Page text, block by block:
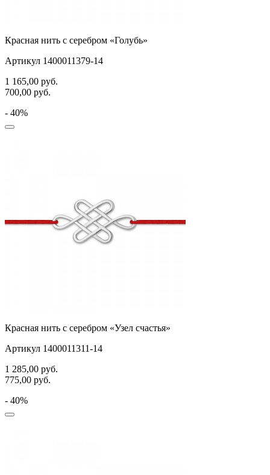
Красная нить с серебром «Голубь»
Артикул 1400011379-14
1 165,00 руб.
700,00 руб.
- 40%
Красная нить с серебром «Узел счастья»
Артикул 1400011311-14
1 285,00 руб.
775,00 руб.
- 40%